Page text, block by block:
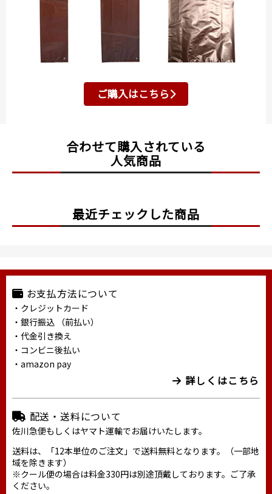
ご購入はこちら
合わせて購入されている
人気商品
最近チェックした商品
お支払方法について
・クレジットカード
・銀行振込 （前払い）
・代金引き換え
・コンビニ後払い
・amazon pay
詳しくはこちら
配送・送料について
佐川急便もしくはヤマト運輸でお届けいたします。
送料は、「12本単位のご注文」で送料無料となります。（一部地
域を除きます）
※クール便の場合は料金330円は別途頂戴しております。ご了承
ください。